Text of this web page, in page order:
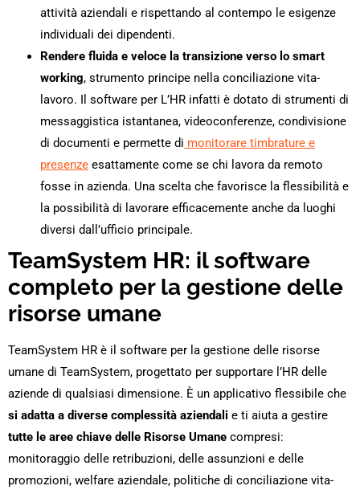
attività aziendali e rispettando al contempo le esigenze
individuali dei dipendenti.
Rendere fluida e veloce la transizione verso lo smart
working, strumento principe nella conciliazione vita-
lavoro. Il software per L’HR infatti è dotato di strumenti di
messaggistica istantanea, videoconferenze, condivisione
di documenti e permette di monitorare timbrature e
presenze esattamente come se chi lavora da remoto
fosse in azienda. Una scelta che favorisce la flessibilità e
la possibilità di lavorare efficacemente anche da luoghi
diversi dall’ufficio principale.
TeamSystem HR: il software
completo per la gestione delle
risorse umane
TeamSystem HR è il software per la gestione delle risorse
umane di TeamSystem, progettato per supportare l’HR delle
aziende di qualsiasi dimensione. È un applicativo flessibile che
si adatta a diverse complessità aziendali e ti aiuta a gestire
tutte le aree chiave delle Risorse Umane compresi:
monitoraggio delle retribuzioni, delle assunzioni e delle
promozioni, welfare aziendale, politiche di conciliazione vita-